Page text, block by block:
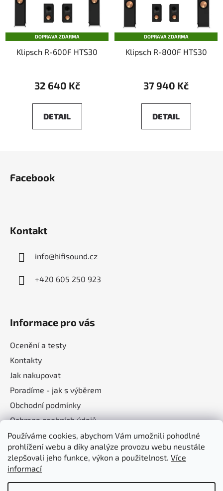
Používáme cookies, abychom Vám umožnili pohodlné
prohlížení webu a díky analýze provozu webu neustále
zlepšovali jeho funkce, výkon a použitelnost. Více
informací
DOPRAVA ZDARMA
Klipsch R-600F HTS30
32 640 Kč
DETAIL
DOPRAVA ZDARMA
Klipsch R-800F HTS30
37 940 Kč
DETAIL
Facebook
Kontakt
info@hifisound.cz
+420 605 250 923
Informace pro vás
Ocenění a testy
Kontakty
Jak nakupovat
Poradíme - jak s výběrem
Obchodní podmínky
Ochrana osobních údajů
Nákupní košík
0KS /0 KČ